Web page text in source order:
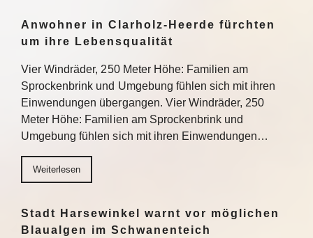
Anwohner in Clarholz-Heerde fürchten
um ihre Lebensqualität
Vier Windräder, 250 Meter Höhe: Familien am
Sprockenbrink und Umgebung fühlen sich mit ihren
Einwendungen übergangen. Vier Windräder, 250
Meter Höhe: Familien am Sprockenbrink und
Umgebung fühlen sich mit ihren Einwendungen…
Weiterlesen
Stadt Harsewinkel warnt vor möglichen
Blaualgen im Schwanenteich